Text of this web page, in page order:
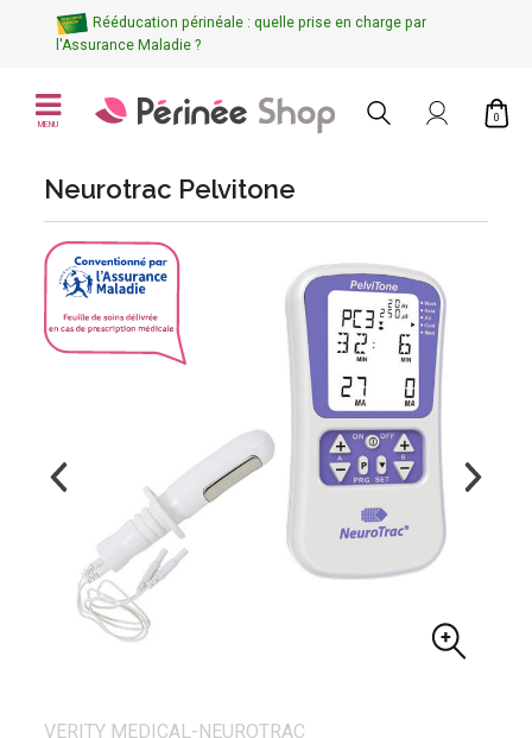
Rééducation périnéale : quelle prise en charge par
l'Assurance Maladie ?
MENU
0
Neurotrac Pelvitone
VERITY MEDICAL-NEUROTRAC